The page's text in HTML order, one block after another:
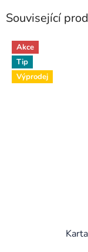
Související
Akce
Tip
Výprodej